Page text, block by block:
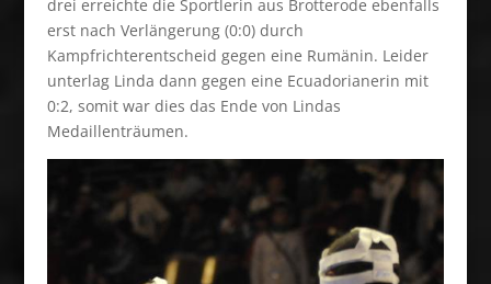
drei erreichte die Sportlerin aus Brotterode ebenfalls
erst nach Verlängerung (0:0) durch
Kampfrichterentscheid gegen eine Rumänin. Leider
unterlag Linda dann gegen eine Ecuadorianerin mit
0:2, somit war dies das Ende von Lindas
Medaillenträumen.